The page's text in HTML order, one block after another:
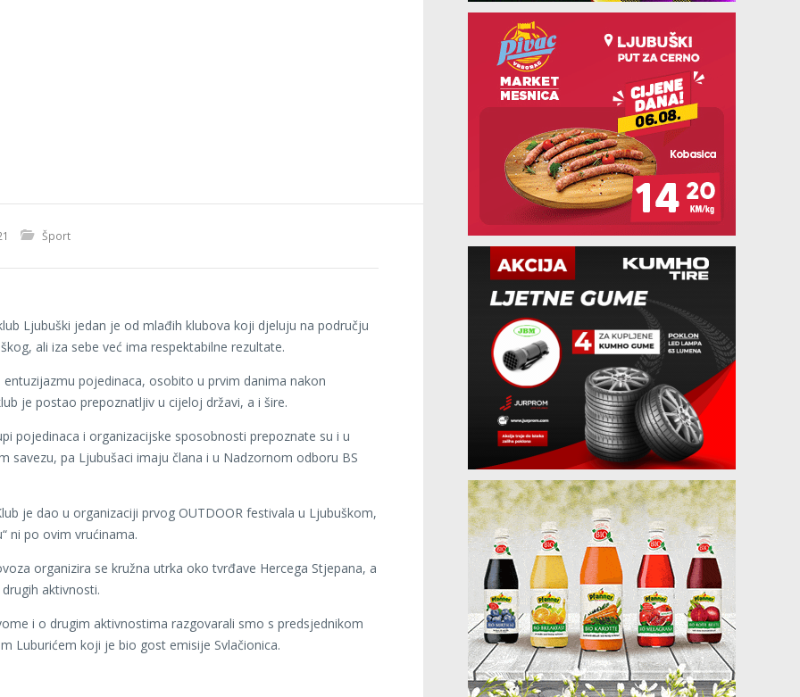
Šport
Ljubuški jedan je od mlađih klubova koji djeluju na području
ali iza sebe već ima respektabilne rezultate.
entuzijazmu pojedinaca, osobito u prvim danima nakon
je postao prepoznatljiv u cijeloj državi, a i šire.
pojedinaca i organizacijske sposobnosti prepoznate su i u
savezu, pa Ljubušaci imaju člana i u Nadzornom odboru BS
je dao u organizaciji prvog OUTDOOR festivala u Ljubuškom,
ni po ovim vrućinama.
organizira se kružna utrka oko tvrđave Hercega Stjepana, a
aktivnosti.
i o drugim aktivnostima razgovarali smo s predsjednikom
Luburićem koji je bio gost emisije Svlačionica.